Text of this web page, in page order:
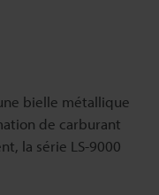
bielle métallique
de carburant
la série LS-9000